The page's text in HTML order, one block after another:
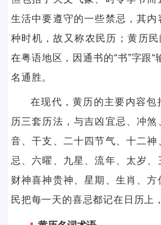
生活中要遵守的一些禁忌，其
种时机，故又称农民历；黄历民
在粤语地区，因通书的“书”字跟“
名通胜。
在现代，黄历的主要内容包
历三套历法，与吉凶宜忌、冲
音、干支、二十四节气、十二
忌、六曜、九星、流年、太岁、
财神喜神贵神、星期、生肖、方
民把每一天的喜忌都记在日历上